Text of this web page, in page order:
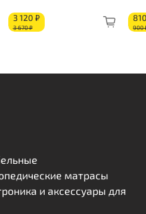
средняя
3 120 ₽
3 670 ₽ 900
матрасы
и аксессуары для